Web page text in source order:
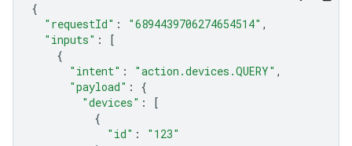
{
"requestId" : "6894439706274654514" ,
"inputs" :
[
{
"intent" : "action.devices.QUERY" ,
"payload" :
{
"devices" :
[
{
"id" :
"123"